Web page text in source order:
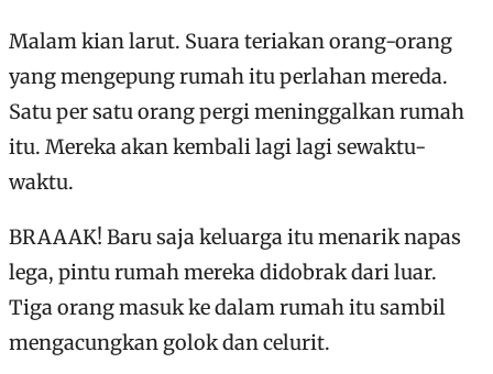
Malam kian larut. Suara teriakan orang-orang
yang mengepung rumah itu perlahan mereda.
Satu per satu orang pergi meninggalkan rumah
itu. Mereka akan kembali lagi lagi sewaktu-
waktu.
BRAAAK! Baru saja keluarga itu menarik napas
lega, pintu rumah mereka didobrak dari luar.
Tiga orang masuk ke dalam rumah itu sambil
mengacungkan golok dan celurit.